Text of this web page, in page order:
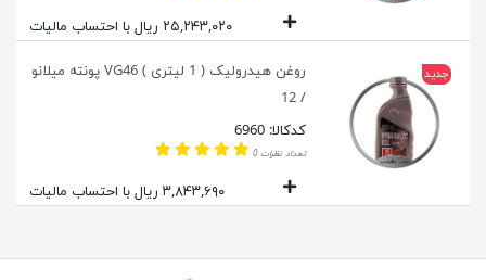
۲۵,۲۴۳,۰۲۰ ریال با احتساب مالیات
جدید
روغن هیدرولیک ( 1 لیتری ) VG46 پونته میلانو
/ 12
کدکالا: 6960
تعداد نظرات 0
۳,۸۴۳,۶۹۰ ریال با احتساب مالیات